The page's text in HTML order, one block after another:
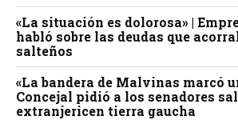
«La situación es dolorosa» |
habló sobre las deudas que
salteños
«La bandera de Malvinas marcó
Concejal pidió a los senadores
extranjericen tierra gaucha